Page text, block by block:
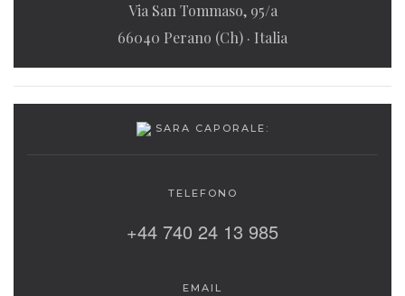
Via San Tommaso, 95/a
66040 Perano (Ch) · Italia
SARA CAPORALE:
TELEFONO
+44 740 24 13 985
EMAIL